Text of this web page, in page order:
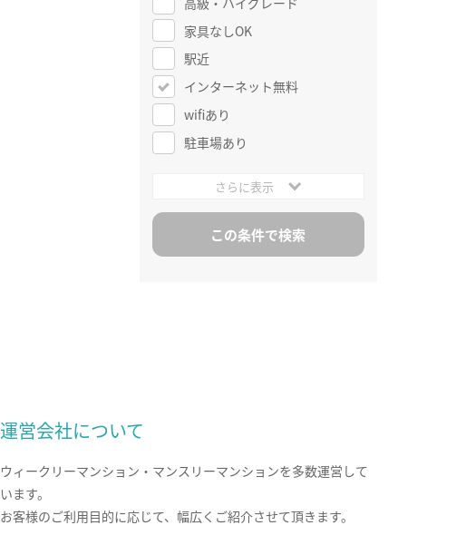
家具なしOK
駅近
インターネット無料
wifiあり
駐車場あり
さらに表示
運営会社について
ウィークリーマンション・マンスリーマンションを多数運営して
います。
お客様のご利用目的に応じて、幅広くご紹介させて頂きます。